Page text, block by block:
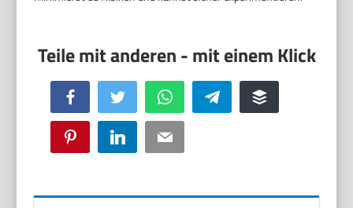
Facebook Twitter WhatsApp Telegram Buffer
Pinterest LinkedIn Email